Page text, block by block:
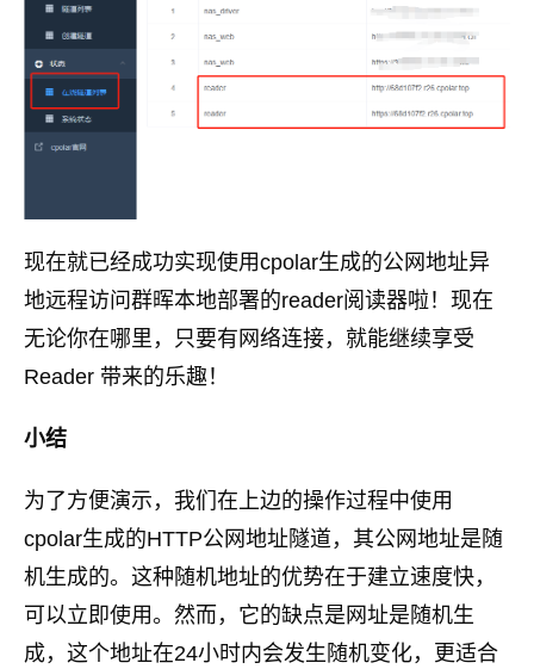
现在就已经成功实现使用cpolar生成的公网地址异
地远程访问群晖本地部署的reader阅读器啦！现在
无论你在哪里，只要有网络连接，就能继续享受
Reader 带来的乐趣！
小结
为了方便演示，我们在上边的操作过程中使用
cpolar生成的HTTP公网地址隧道，其公网地址是随
机生成的。这种随机地址的优势在于建立速度快，
可以立即使用。然而，它的缺点是网址是随机生
成，这个地址在24小时内会发生随机变化，更适合